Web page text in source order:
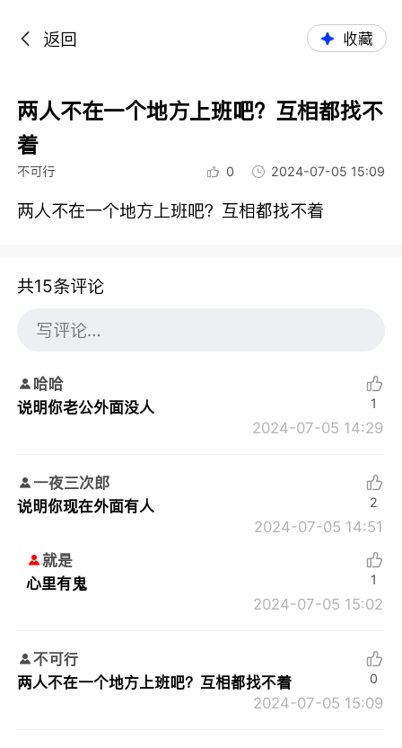
返回 收藏
两人不在一个地方上班吧？互相都找不
着
不可行 0 2024-07-05 15:09
两人不在一个地方上班吧？互相都找不着
共15条评论
哈哈
说明你老公外面没人
2024-07-05 14:29
1
一夜三次郎
说明你现在外面有人
2024-07-05 14:51
2
就是
心里有鬼
2024-07-05 15:02
1
不可行
两人不在一个地方上班吧？互相都找不着
2024-07-05 15:09
0